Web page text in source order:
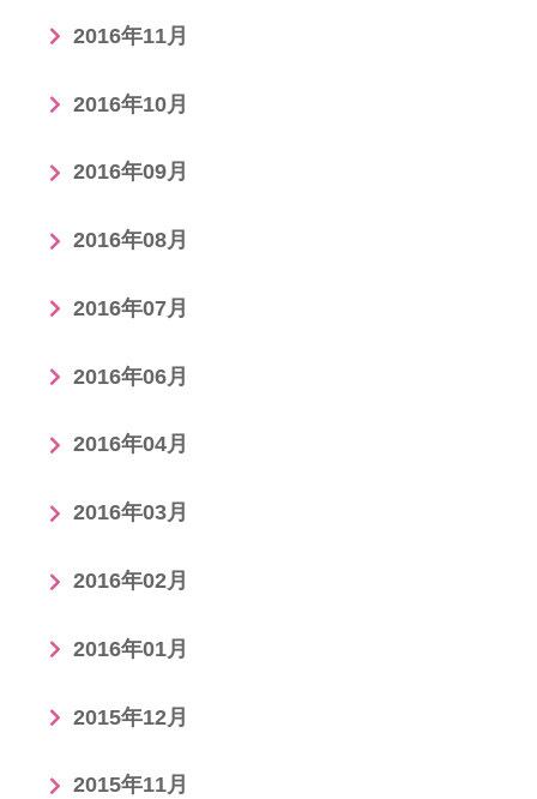
2016年11月
2016年10月
2016年09月
2016年08月
2016年07月
2016年06月
2016年04月
2016年03月
2016年02月
2016年01月
2015年12月
2015年11月